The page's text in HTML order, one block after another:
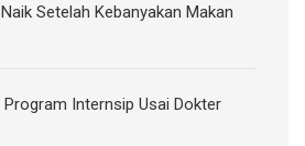
Setelah Kebanyakan Makan
Internsip Usai Dokter